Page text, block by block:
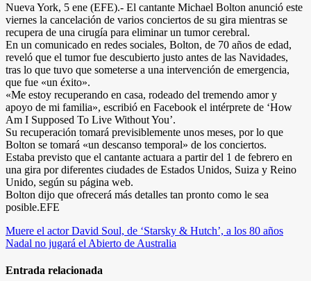
Nueva York, 5 ene (EFE).- El cantante Michael Bolton anunció este
viernes la cancelación de varios conciertos de su gira mientras se
recupera de una cirugía para eliminar un tumor cerebral.
En un comunicado en redes sociales, Bolton, de 70 años de edad,
reveló que el tumor fue descubierto justo antes de las Navidades,
tras lo que tuvo que someterse a una intervención de emergencia,
que fue «un éxito».
«Me estoy recuperando en casa, rodeado del tremendo amor y
apoyo de mi familia», escribió en Facebook el intérprete de ‘How
Am I Supposed To Live Without You’.
Su recuperación tomará previsiblemente unos meses, por lo que
Bolton se tomará «un descanso temporal» de los conciertos.
Estaba previsto que el cantante actuara a partir del 1 de febrero en
una gira por diferentes ciudades de Estados Unidos, Suiza y Reino
Unido, según su página web.
Bolton dijo que ofrecerá más detalles tan pronto como le sea
posible.EFE
Navegación
de
entradas
Muere el actor David Soul, de ‘Starsky & Hutch’, a los 80 años
Nadal no jugará el Abierto de Australia
Entrada relacionada